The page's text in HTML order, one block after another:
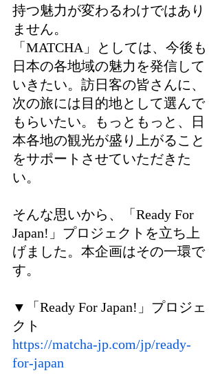
持つ魅力が変わるわけではあり
ません。
「MATCHA」としては、今後も
日本の各地域の魅力を発信して
いきたい。訪日客の皆さんに、
次の旅には目的地として選んで
もらいたい。もっともっと、日
本各地の観光が盛り上がること
をサポートさせていただきた
い。
そんな思いから、「Ready For
Japan!」プロジェクトを立ち上
げました。本企画はその一環で
す。
▼「Ready For Japan!」プロジェ
クト
https://matcha-jp.com/jp/ready-
for-japan